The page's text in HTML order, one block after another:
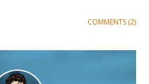
COMMENTS (2)